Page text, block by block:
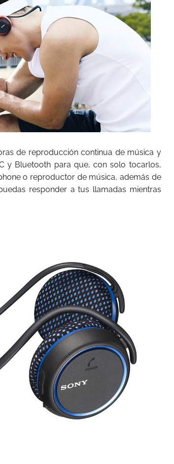
de reproducción continua de música y
y Bluetooth para que, con solo tocarlos,
o reproductor de música, además de
responder a tus llamadas mientras